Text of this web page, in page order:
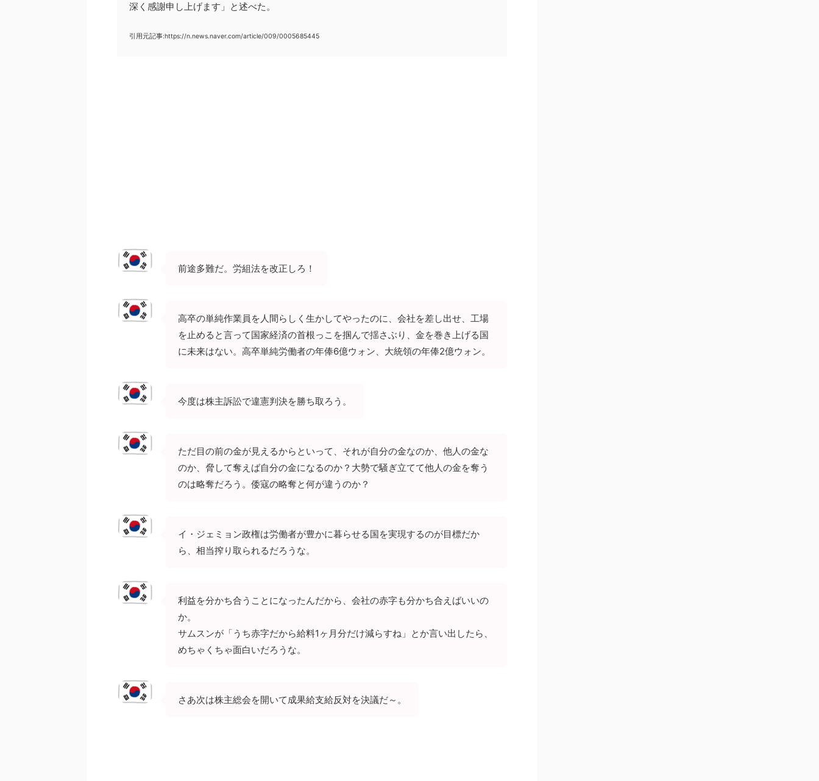
深く感謝申し上げます」と述べた。
引用元記事:https://n.news.naver.com/article/009/0005685445
前途多難だ。労組法を改正しろ！
高卒の単純作業員を人間らしく生かしてやったのに、会社を差し出せ、工場
を止めると言って国家経済の首根っこを掴んで揺さぶり、金を巻き上げる国
に未来はない。高卒単純労働者の年俸6億ウォン、大統領の年俸2億ウォン。
今度は株主訴訟で違憲判決を勝ち取ろう。
ただ目の前の金が見えるからといって、それが自分の金なのか、他人の金な
のか、脅して奪えば自分の金になるのか？大勢で騒ぎ立てて他人の金を奪う
のは略奪だろう。倭寇の略奪と何が違うのか？
イ・ジェミョン政権は労働者が豊かに暮らせる国を実現するのが目標だか
ら、相当搾り取られるだろうな。
利益を分かち合うことになったんだから、会社の赤字も分かち合えばいいの
か。
サムスンが「うち赤字だから給料1ヶ月分だけ減らすね」とか言い出したら、
めちゃくちゃ面白いだろうな。
さあ次は株主総会を開いて成果給支給反対を決議だ～。